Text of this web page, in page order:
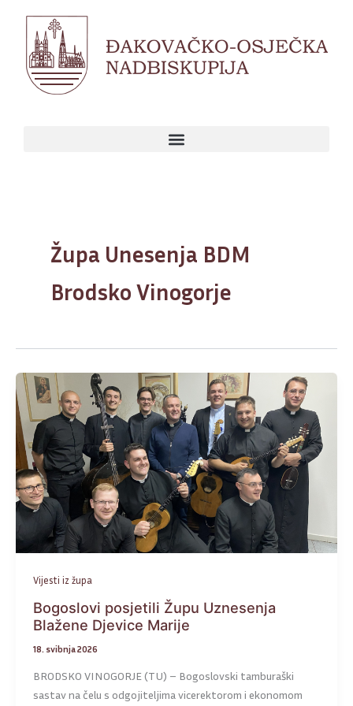
content
Župa Unesenja BDM
Brodsko Vinogorje
Vijesti iz župa
Bogoslovi posjetili Župu Uznesenja
Blažene Djevice Marije
18. svibnja 2026
BRODSKO VINOGORJE (TU) – Bogoslovski tamburaški
sastav na čelu s odgojiteljima vicerektorom i ekonomom